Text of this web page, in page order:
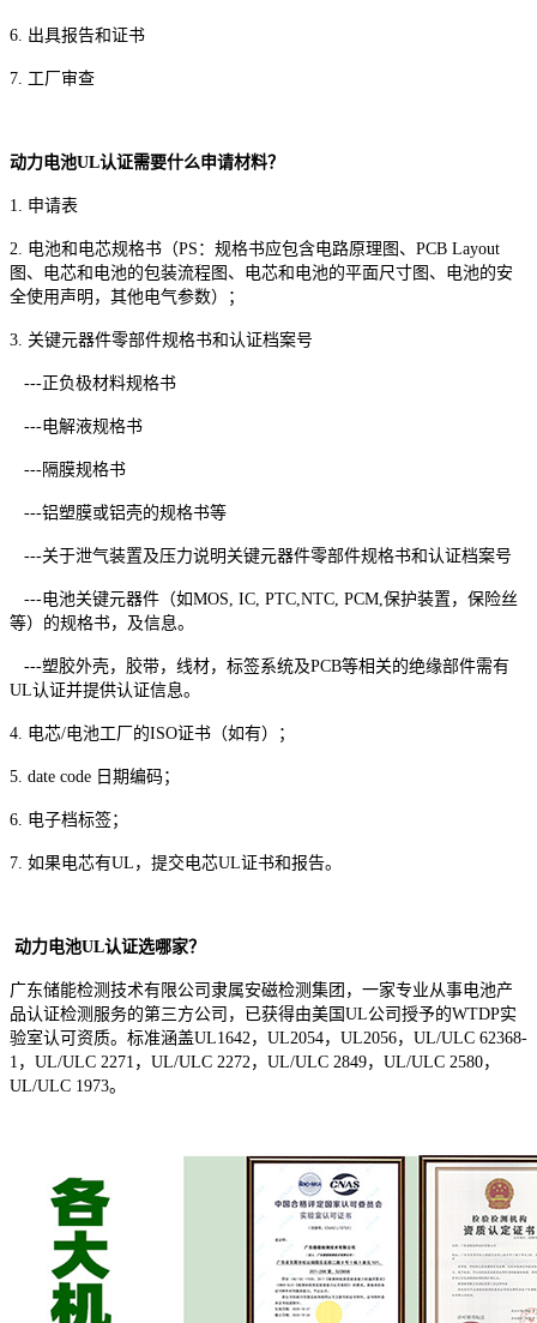
6. 出具报告和证书
7. 工厂审查
动力电池UL认证需要什么申请材料？
1. 申请表
2. 电池和电芯规格书（PS：规格书应包含电路原理图、PCB Layout
图、电芯和电池的包装流程图、电芯和电池的平面尺寸图、电池的安
全使用声明，其他电气参数）；
3. 关键元器件零部件规格书和认证档案号
---正负极材料规格书
---电解液规格书
---隔膜规格书
---铝塑膜或铝壳的规格书等
---关于泄气装置及压力说明关键元器件零部件规格书和认证档案号
---电池关键元器件（如MOS, IC, PTC,NTC, PCM,保护装置，保险丝
等）的规格书，及信息。
---塑胶外壳，胶带，线材，标签系统及PCB等相关的绝缘部件需有
UL认证并提供认证信息。
4. 电芯/电池工厂的ISO证书（如有）；
5. date code 日期编码；
6. 电子档标签；
7. 如果电芯有UL，提交电芯UL证书和报告。
动力电池UL认证选哪家？
广东储能检测技术有限公司隶属安磁检测集团，一家专业从事电池产
品认证检测服务的第三方公司，已获得由美国UL公司授予的WTDP实
验室认可资质。标准涵盖UL1642，UL2054，UL2056，UL/ULC 62368-
1，UL/ULC 2271，UL/ULC 2272，UL/ULC 2849，UL/ULC 2580，
UL/ULC 1973。